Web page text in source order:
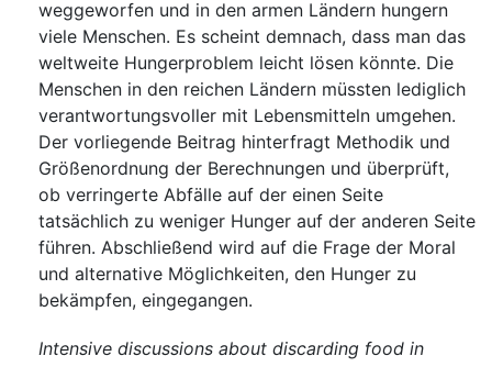
weggeworfen und in den armen Ländern hungern
viele Menschen. Es scheint demnach, dass man das
weltweite Hungerproblem leicht lösen könnte. Die
Menschen in den reichen Ländern müssten lediglich
verantwortungsvoller mit Lebensmitteln umgehen.
Der vorliegende Beitrag hinterfragt Methodik und
Größenordnung der Berechnungen und überprüft,
ob verringerte Abfälle auf der einen Seite
tatsächlich zu weniger Hunger auf der anderen Seite
führen. Abschließend wird auf die Frage der Moral
und alternative Möglichkeiten, den Hunger zu
bekämpfen, eingegangen.
Intensive discussions about discarding food in